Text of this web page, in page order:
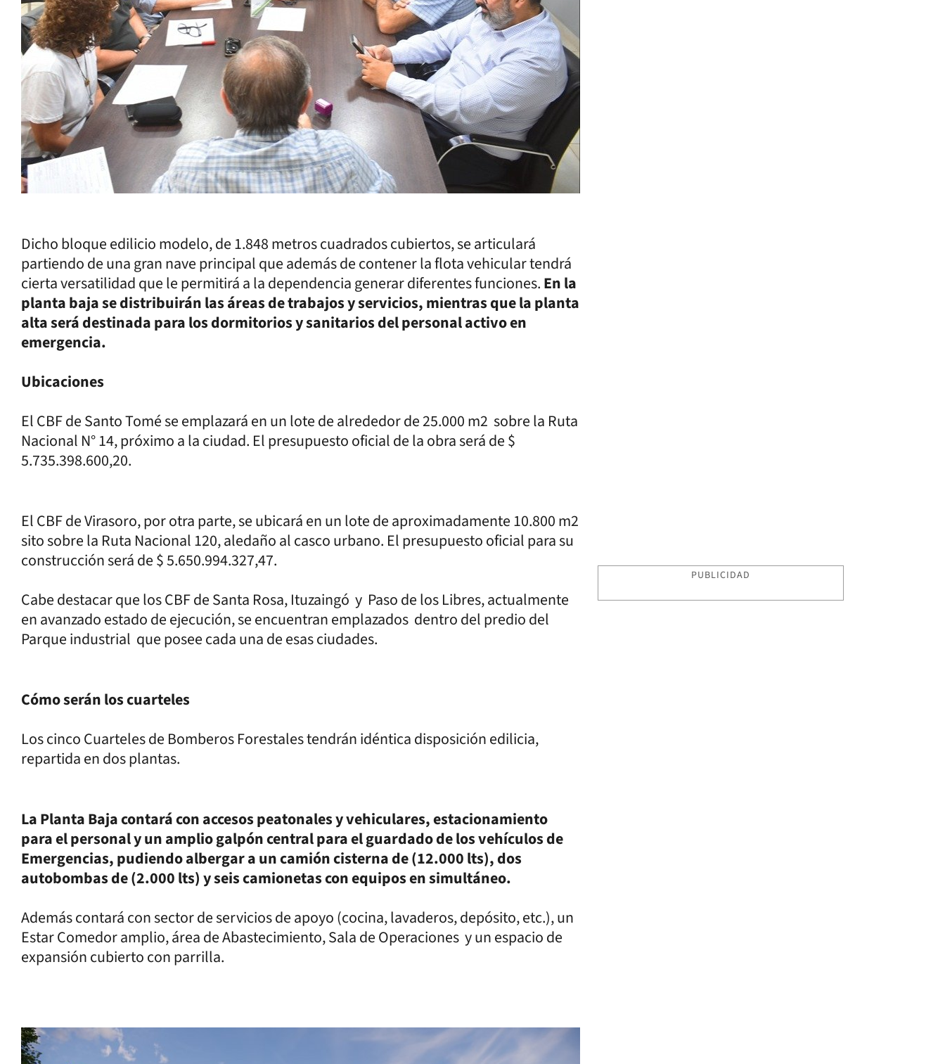
Dicho bloque edilicio modelo, de 1.848 metros cuadrados cubiertos, se articulará
partiendo de una gran nave principal que además de contener la flota vehicular tendrá
cierta versatilidad que le permitirá a la dependencia generar diferentes funciones.En la
planta baja se distribuirán las áreas de trabajos y servicios, mientras que la planta
alta será destinada para los dormitorios y sanitarios del personal activo en
emergencia.
Ubicaciones
El CBF de Santo Tomé se emplazará en un lote de alrededor de 25.000 m2 sobre la Ruta
Nacional N° 14, próximo a la ciudad. El presupuesto oficial de la obra será de $
5.735.398.600,20.
El CBF de Virasoro, por otra parte, se ubicará en un lote de aproximadamente 10.800 m2
sito sobre la Ruta Nacional 120, aledaño al casco urbano. El presupuesto oficial para su
construcción será de $ 5.650.994.327,47.
Cabe destacar que los CBF de Santa Rosa, Ituzaingó y Paso de los Libres, actualmente
en avanzado estado de ejecución, se encuentran emplazados dentro del predio del
Parque industrial que posee cada una de esas ciudades.
Cómo serán los cuarteles
Los cinco Cuarteles de Bomberos Forestales tendrán idéntica disposición edilicia,
repartida en dos plantas.
La Planta Baja contará con accesos peatonales y vehiculares, estacionamiento
para el personal y un amplio galpón central para el guardado de los vehículos de
Emergencias, pudiendo albergar a un camión cisterna de (12.000 lts), dos
autobombas de (2.000 lts) y seis camionetas con equipos en simultáneo.
Además contará con sector de servicios de apoyo (cocina, lavaderos, depósito, etc.), un
Estar Comedor amplio, área de Abastecimiento, Sala de Operaciones y un espacio de
expansión cubierto con parrilla.
PUBLICIDAD